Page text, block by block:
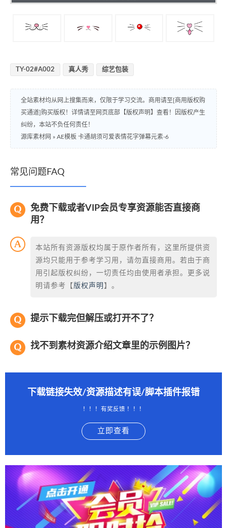
TY-02#A002 真人秀 综艺包装
全站素材均从网上搜集而来，仅限于学习交流。商用请至[商用版权购
买通道]购买版权！详情请至网页底部【版权声明】查看！因版权产生
纠纷，本站不负任何责任！
源库素材网 » AE模板 卡通胡须可爱表情花字弹幕元素-6
常见问题FAQ
免费下载或者VIP会员专享资源能否直接商
用？
本站所有资源版权均属于原作者所有，这里所提供资
源均只能用于参考学习用，请勿直接商用。若由于商
用引起版权纠纷，一切责任均由使用者承担。更多说
明请参考【 版权声明 】。
提示下载完但解压或打开不了？
找不到素材资源介绍文章里的示例图片？
下载链接失效/资源描述有误/脚本插件报错
！！！有奖反馈 ！！！
立即查看